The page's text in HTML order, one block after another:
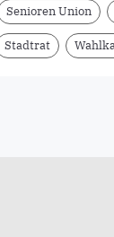
Senioren Union
Stadtrat